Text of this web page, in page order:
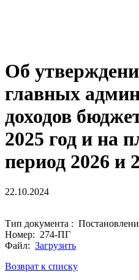
Об
главных
доходов
2025 год и на
период 2026 и
22.10.2024
Тип документа :
Номер: 274-ПГ
Файл: Загрузить
Возврат к списку